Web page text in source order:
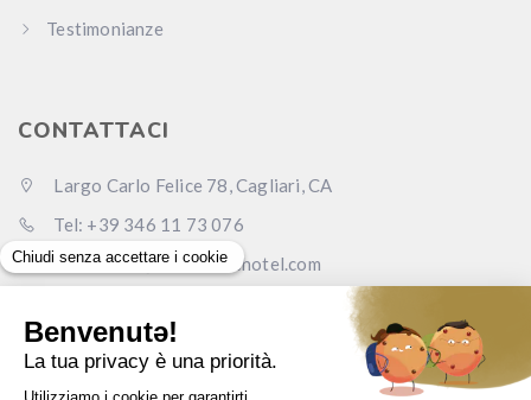
Testimonianze
CONTATTACI
Largo Carlo Felice 78, Cagliari, CA
Tel: +39 346 11 73 076
Email: info@carlofelicehotel.com
www.carlofelicehotel.com